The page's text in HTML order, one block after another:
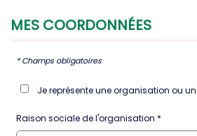
MES COORDONNÉES
* Champs obligatoires
Je représente une organisation ou
Raison sociale de l'organisation